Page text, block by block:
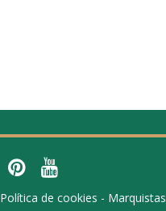
Política de cookies -